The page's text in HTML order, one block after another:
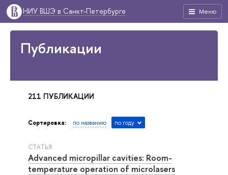
Меню
НИУ ВШЭ в Санкт-Петербурге
Публикации
211 ПУБЛИКАЦИИ
Сортировка: по названию по году
СТАТЬЯ
Advanced micropillar cavities: Room-
temperature operation of microlasers